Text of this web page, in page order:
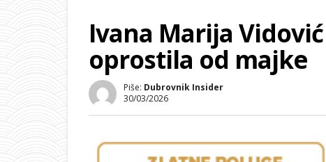
Ivana Marija
oprostila od majke
Piše: Dubrovnik Insider
30/03/2026